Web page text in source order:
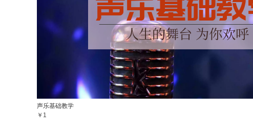
声乐基础教学
￥1